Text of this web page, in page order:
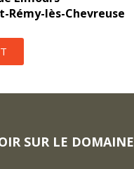
Rémy-lès-Chevreuse
SUR LE DOMAINE